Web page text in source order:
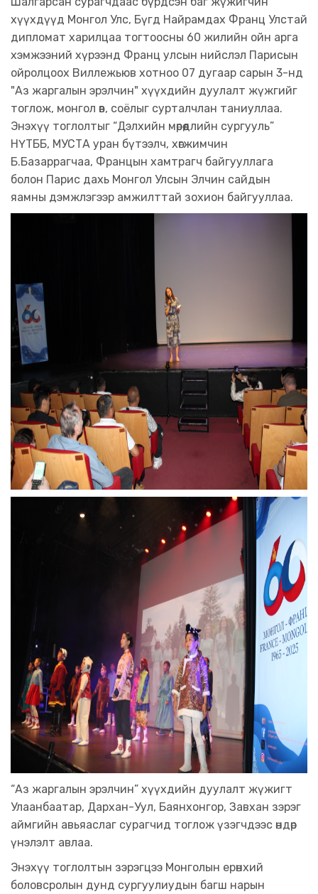
хүүхдүүд Монгол Улс, Бүгд Найрамдах Франц Улстай
дипломат харилцаа тогтоосны 60 жилийн ойн арга
хэмжээний хүрээнд Франц улсын нийслэл Парисын
ойролцоох Виллежьюв хотноо 07 дугаар сарын 3-нд
"Аз жаргалын эрэлчин" хүүхдийн дуулалт жүжгийг
тоглож, монгол өв, соёлыг сурталчлан таниуллаа.
Энэхүү тоглолтыг “Дэлхийн мөрөөдлийн сургууль”
НҮТББ, МУСТА уран бүтээлч, хөгжимчин
Б.Базаррагчаа, Францын хамтрагч байгууллага
болон Парис дахь Монгол Улсын Элчин сайдын
яамны дэмжлэгээр амжилттай зохион байгууллаа.
“Аз жаргалын эрэлчин” хүүхдийн дуулалт жүжигт
Улаанбаатар, Дархан-Уул, Баянхонгор, Завхан зэрэг
аймгийн авьяаслаг сурагчид тоглож үзэгчдээс өндөр
үнэлэлт авлаа.
Энэхүү тоглолтын зэрэгцээ Монголын ерөнхий
боловсролын дунд сургуулиудын багш нарын